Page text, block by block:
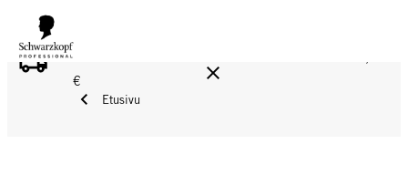
ILMAINEN TOIMITUS YLI 160 € TILAUKSIIN!
€
Etusivu